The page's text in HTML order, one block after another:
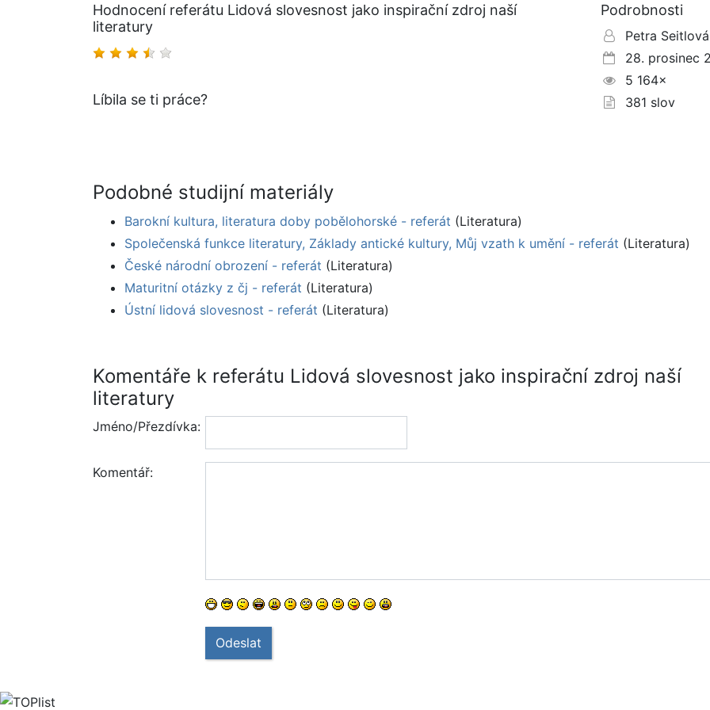
Hodnocení referátu Lidová slovesnost jako inspirační zdroj naší
literatury
Líbila se ti práce?
Podrobnosti
Petra Seitlová
28. prosinec
5 164×
381 slov
Podobné studijní materiály
Barokní kultura, literatura doby pobělohorské - referát (Literatura)
Společenská funkce literatury, Základy antické kultury, Můj vzath k umění - referát (Literatura)
České národní obrození - referát (Literatura)
Maturitní otázky z čj - referát (Literatura)
Ústní lidová slovesnost - referát (Literatura)
Komentáře k referátu Lidová slovesnost jako inspirační zdroj naší
literatury
Jméno/Přezdívka:
Komentář:
Odeslat